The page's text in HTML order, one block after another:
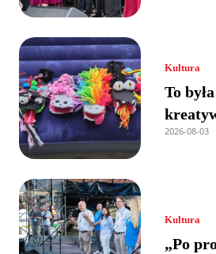
Kultura
To
2026-08-03
Kultura
„Po